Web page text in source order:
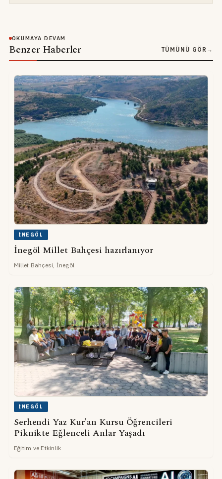
OKUMAYA DEVAM
Benzer Haberler TÜMÜNÜ GÖR →
İNEGÖL
İnegöl Millet Bahçesi hazırlanıyor
Millet Bahçesi, İnegöl
İNEGÖL
Serhendi Yaz Kur'an Kursu Öğrencileri
Piknikte Eğlenceli Anlar Yaşadı
Eğitim ve Etkinlik